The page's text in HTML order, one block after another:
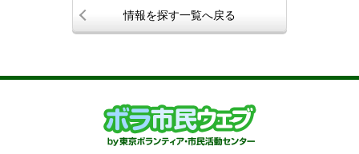
情報を探す一覧へ戻る